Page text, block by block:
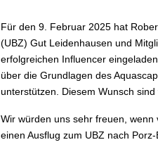
Für den 9. Februar 2025 hat
(UBZ) Gut Leidenhausen und
erfolgreichen Influencer
über die Grundlagen des
unterstützen. Diesem Wunsch
Wir würden uns sehr freuen,
einen Ausflug zum UBZ nach